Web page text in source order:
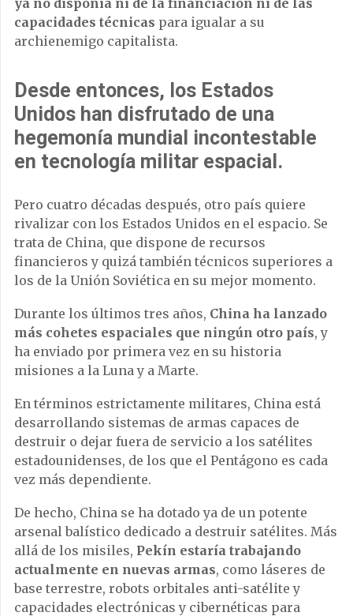
capacidades técnicas para igualar a su
archienemigo capitalista.
Desde entonces, los Estados
Unidos han disfrutado de una
hegemonía mundial incontestable
en tecnología militar espacial.
Pero cuatro décadas después, otro país quiere
rivalizar con los Estados Unidos en el espacio. Se
trata de China, que dispone de recursos
financieros y quizá también técnicos superiores a
los de la Unión Soviética en su mejor momento.
Durante los últimos tres años, China ha lanzado
más cohetes espaciales que ningún otro país, y
ha enviado por primera vez en su historia
misiones a la Luna y a Marte.
En términos estrictamente militares, China está
desarrollando sistemas de armas capaces de
destruir o dejar fuera de servicio a los satélites
estadounidenses, de los que el Pentágono es cada
vez más dependiente.
De hecho, China se ha dotado ya de un potente
arsenal balístico dedicado a destruir satélites. Más
allá de los misiles, Pekín estaría trabajando
actualmente en nuevas armas, como láseres de
base terrestre, robots orbitales anti-satélite y
capacidades electrónicas y cibernéticas para